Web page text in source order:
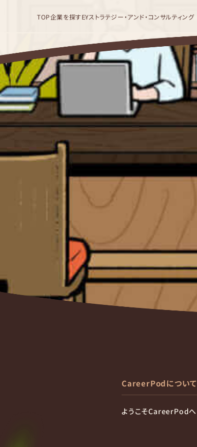
TOP企業を探すEYストラテジー・アンド・コンサルティング
CareerPodについて
ようこそCareerPodへ